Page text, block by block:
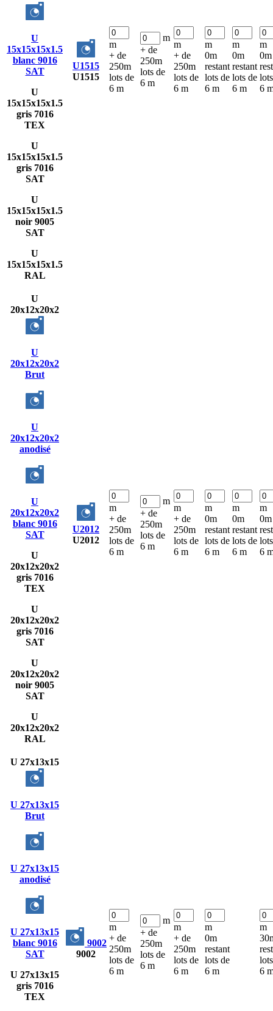
U
15x15x15x1.5
blanc 9016
SAT
U
15x15x15x1.5
gris 7016
TEX
U
15x15x15x1.5
gris 7016
SAT
U
15x15x15x1.5
noir 9005
SAT
U
15x15x15x1.5
RAL
U1515
U1515
m
+ de
250m
lots de
6 m
m
+ de
250m
lots de
6 m
m
+ de
250m
lots de
6 m
m
0m
restant
lots de
6 m
m
0m
restant
lots de
6 m
m
0m
6
U
20x12x20x2
U
20x12x20x2
Brut
U
20x12x20x2
anodisé
U
20x12x20x2
blanc 9016
SAT
U
20x12x20x2
gris 7016
TEX
U
20x12x20x2
gris 7016
SAT
U
20x12x20x2
noir 9005
SAT
U
20x12x20x2
RAL
U2012
U2012
m
+ de
250m
lots de
6 m
m
+ de
250m
lots de
6 m
m
+ de
250m
lots de
6 m
m
0m
restant
lots de
6 m
m
0m
restant
lots de
6 m
m
0m
6
U 27x13x15
U 27x13x15
Brut
U 27x13x15
anodisé
U 27x13x15
blanc 9016
SAT
U 27x13x15
gris 7016
TEX
9002
9002
m
+ de
250m
lots de
6 m
m
+ de
250m
lots de
6 m
m
+ de
250m
lots de
6 m
m
0m
restant
lots de
6 m
m
6